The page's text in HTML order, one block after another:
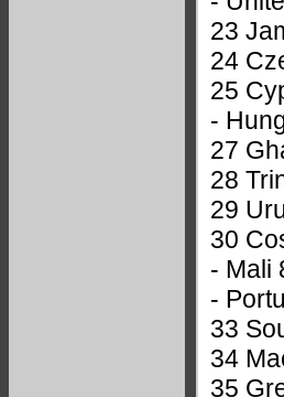
23
24
25
-
27
28
29
30
- Mali
-
33
34
35